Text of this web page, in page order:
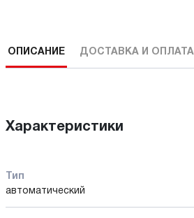
ОПИСАНИЕ ДОСТАВКА И ОПЛАТА
Характеристики
Тип
автоматический